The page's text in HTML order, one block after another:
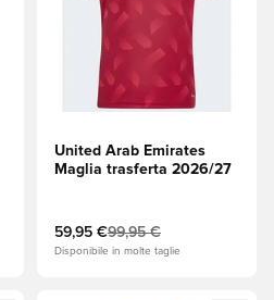
United Arab Emirates
Maglia trasferta 2026/27
59,95 €99,95 €
Disponibile in molte taglie